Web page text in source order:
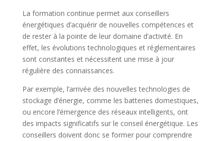
La formation continue permet aux conseillers
énergétiques d’acquérir de nouvelles compétences et
de rester à la pointe de leur domaine d’activité. En
effet, les évolutions technologiques et réglementaires
sont constantes et nécessitent une mise à jour
régulière des connaissances.
Par exemple, l’arrivée des nouvelles technologies de
stockage d’énergie, comme les batteries domestiques,
ou encore l’émergence des réseaux intelligents, ont
des impacts significatifs sur le conseil énergétique. Les
conseillers doivent donc se former pour comprendre